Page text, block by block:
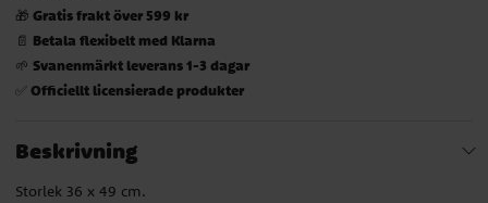
🎁 Gratis frakt över 599 kr
📄 Betala flexibelt med Klarna
🌱 Svanenmärkt leverans 1-3 dagar
✅ Officiellt licensierade produkter
Beskrivning
Storlek 36 x 49 cm.